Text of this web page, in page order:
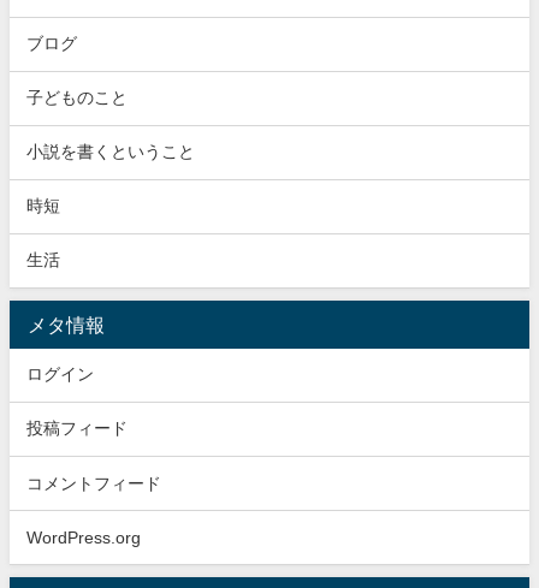
ブログ
子どものこと
小説を書くということ
時短
生活
メタ情報
ログイン
投稿フィード
コメントフィード
WordPress.org